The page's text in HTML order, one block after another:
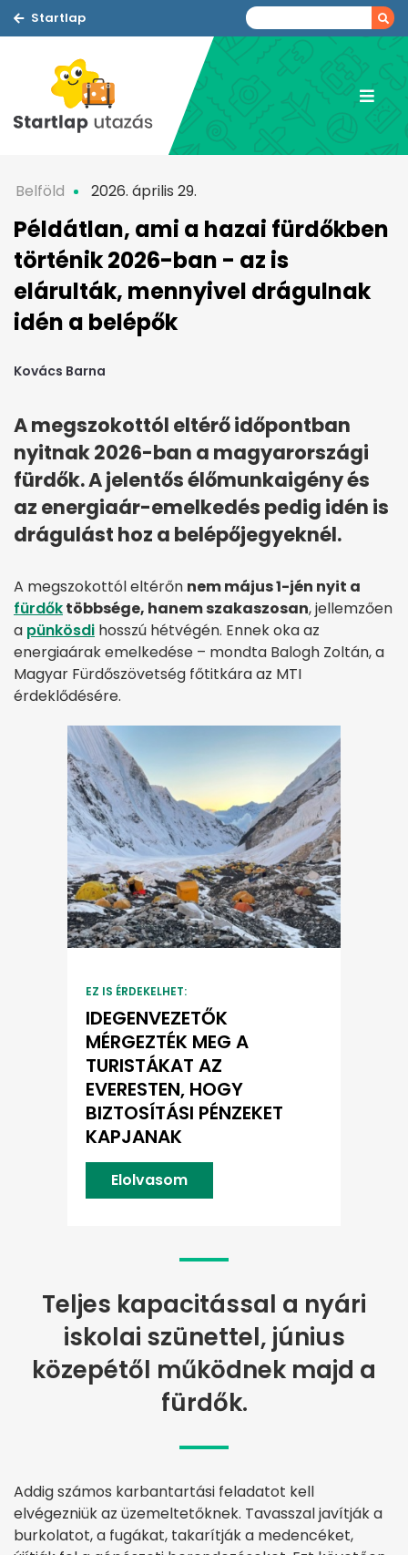
Startlap
Belföld 2026. április 29.
Példátlan, ami a hazai fürdőkben
történik 2026-ban - az is
elárulták, mennyivel drágulnak
idén a belépők
Kovács Barna
A megszokottól eltérő időpontban
nyitnak 2026-ban a magyarországi
fürdők. A jelentős élőmunkaigény és
az energiaár-emelkedés pedig idén is
drágulást hoz a belépőjegyeknél.
A megszokottól eltérőn nem május 1-jén nyit a
fürdőktöbbsége, hanem szakaszosan, jellemzően
a pünkösdi hosszú hétvégén. Ennek oka az
energiaárak emelkedése – mondta Balogh Zoltán, a
Magyar Fürdőszövetség főtitkára az MTI
érdeklődésére.
EZ IS ÉRDEKELHET:
IDEGENVEZETŐK
MÉRGEZTÉK MEG A
TURISTÁKAT AZ
EVERESTEN, HOGY
BIZTOSÍTÁSI PÉNZEKET
KAPJANAK
Elolvasom
Teljes kapacitással a nyári
iskolai szünettel, június
közepétől működnek majd a
fürdők.
Addig számos karbantartási feladatot kell
elvégezniük az üzemeltetőknek. Tavasszal javítják a
burkolatot, a fugákat, takarítják a medencéket,